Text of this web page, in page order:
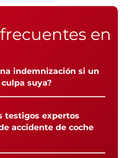
en
indemnización si un
suya?
testigos expertos
accidente de coche